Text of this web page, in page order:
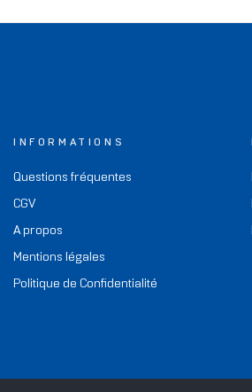
INFORMATIONS
Questions fréquentes
CGV
A propos
Mentions légales
Politique de Confidentialité